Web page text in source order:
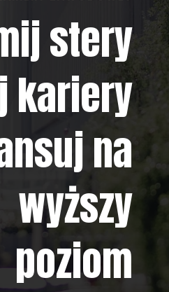
stery
kariery
na
wyższy
poziom